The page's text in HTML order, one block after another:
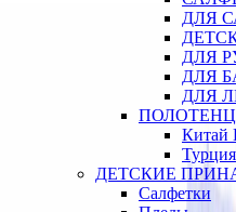
ДЛЯ
ДЛЯ
ДЛЯ
ДЛЯ
Китай
Турция
ДЕТСКИЕ
Салфетки